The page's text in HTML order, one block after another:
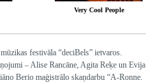
Very Cool People
festivāla “deciBels” ietvaros.
– Alise Rancāne, Agita Reķe un Evija
Berio maģistrālo skaņdarbu “A-Ronne.